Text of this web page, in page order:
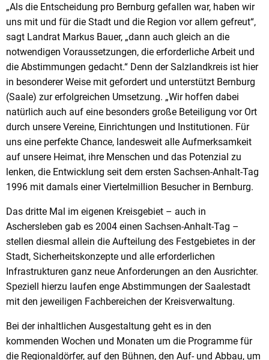
„Als die Entscheidung pro Bernburg gefallen war, haben wir
uns mit und für die Stadt und die Region vor allem gefreut“,
sagt Landrat Markus Bauer, „dann auch gleich an die
notwendigen Voraussetzungen, die erforderliche Arbeit und
die Abstimmungen gedacht.“ Denn der Salzlandkreis ist hier
in besonderer Weise mit gefordert und unterstützt Bernburg
(Saale) zur erfolgreichen Umsetzung. „Wir hoffen dabei
natürlich auch auf eine besonders große Beteiligung vor Ort
durch unsere Vereine, Einrichtungen und Institutionen. Für
uns eine perfekte Chance, landesweit alle Aufmerksamkeit
auf unsere Heimat, ihre Menschen und das Potenzial zu
lenken, die Entwicklung seit dem ersten Sachsen-Anhalt-Tag
1996 mit damals einer Viertelmillion Besucher in Bernburg.
Das dritte Mal im eigenen Kreisgebiet – auch in
Aschersleben gab es 2004 einen Sachsen-Anhalt-Tag –
stellen diesmal allein die Aufteilung des Festgebietes in der
Stadt, Sicherheitskonzepte und alle erforderlichen
Infrastrukturen ganz neue Anforderungen an den Ausrichter.
Speziell hierzu laufen enge Abstimmungen der Saalestadt
mit den jeweiligen Fachbereichen der Kreisverwaltung.
Bei der inhaltlichen Ausgestaltung geht es in den
kommenden Wochen und Monaten um die Programme für
die Regionaldörfer, auf den Bühnen, den Auf- und Abbau, um